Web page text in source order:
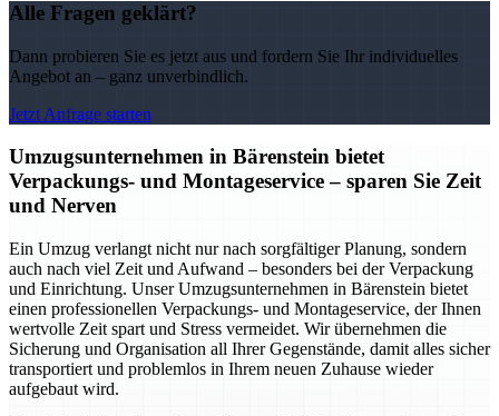
Alle Fragen geklärt?
Dann probieren Sie es jetzt aus und fordern Sie Ihr individuelles
Angebot an – ganz unverbindlich.
Jetzt Anfrage starten
Umzugsunternehmen in Bärenstein bietet
Verpackungs- und Montageservice – sparen Sie Zeit
und Nerven
Ein Umzug verlangt nicht nur nach sorgfältiger Planung, sondern
auch nach viel Zeit und Aufwand – besonders bei der Verpackung
und Einrichtung. Unser Umzugsunternehmen in Bärenstein bietet
einen professionellen Verpackungs- und Montageservice, der Ihnen
wertvolle Zeit spart und Stress vermeidet. Wir übernehmen die
Sicherung und Organisation all Ihrer Gegenstände, damit alles sicher
transportiert und problemlos in Ihrem neuen Zuhause wieder
aufgebaut wird.